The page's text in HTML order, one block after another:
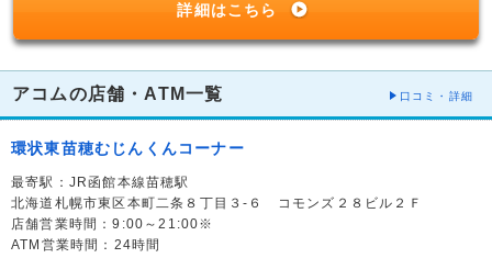
詳細はこちら
アコムの店舗・ATM一覧 口コミ・詳細
環状東苗穂むじんくんコーナー
最寄駅：JR函館本線苗穂駅
北海道札幌市東区本町二条８丁目３-６ コモンズ２８ビル２Ｆ
店舗営業時間：9:00～21:00※
ATM営業時間：24時間